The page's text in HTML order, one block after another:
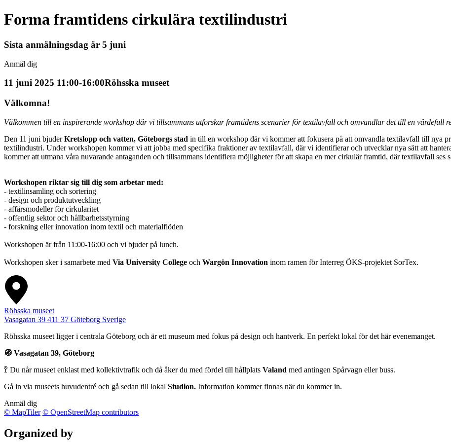
Forma framtidens cirkulära textilindustri
Sista anmälningsdag är 5 juni
Anmäl dig
11 juni 2025 11:00-16:00Röhsska museet
Välkomna!
Välkommen till en inspirerande workshop där vi tillsammans utforskar framtidens scenarier för textilavfall och omvandlar det till en värdefull
Den 11 juni bjuderKretslopp och vatten, Göteborgs stad in till en workshop där vi kommer att fokusera på att omvandla textilavfall till nya
textilindustri. Under workshopen kommer vi att jobba med specifika fraktioner av textilavfall, där vi identifierar och utvecklar nya sätt att
kommer att utmana våra nuvarande antaganden och tillsammans identifiera möjligheter för att skapa en mer cirkulär framtid, där textilavfall ses
Workshopen riktar sig till dig som arbetar med:
- textilinsamling och sortering
- design och produktutveckling
- affärsmodeller för cirkularitet
- offentlig sektor och hållbarhetsstyrning
- forskning eller innovation inom textil och materialflöden
Workshopen är från 11:00-16:00 och vi bjuder på lunch.
Workshopen sker i samarbete med Via University College och Wargön Innovation inom ramen för Interreg ÖKS-projektet SorTex.
Röhsska museet
Vasagatan 39 411 37 Göteborg Sverige
Röhsska museet ligger i centrala Göteborg och är ett museum med fokus på design och hantverk. En perfekt lokal för det här evenemanget.
🧭 Vasagatan 39, Göteborg
🚏 Du når museet enklast med kollektivtrafik och då åker du med fördel till hållplats Valand med antingen Spårvagn eller buss.
Gå in via museets huvudentré och gå sedan till lokal Studion. Information kommer finnas när du kommer in.
Anmäl dig
© MapTiler © OpenStreetMap contributors
Organized by